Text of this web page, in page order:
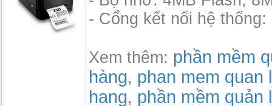
- Cổng kết nối hệ thống:
Xem thêm: phần mềm
hàng, phan mem quan
hang, phần mềm quản